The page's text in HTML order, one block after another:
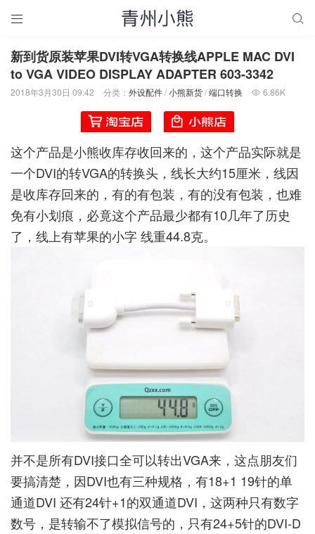
 
新到货原装苹果DVI转VGA转换线APPLE MAC DVI
to VGA VIDEO DISPLAY ADAPTER 603-3342
2018年3月30日 09:42 分类： 外设配件/小熊新货/端口转换  6.86K
这个产品是小熊收库存收回来的，这个产品实际就是
一个DVI的转VGA的转换头，线长大约15厘米，线因
是收库存回来的，有的有包装，有的没有包装，也难
免有小划痕，必竟这个产品最少都有10几年了历史
了，线上有苹果的小字 线重44.8克。
并不是所有DVI接口全可以转出VGA来，这点朋友们
要搞清楚，因DVI也有三种规格，有18+1 19针的单
通道DVI 还有24针+1的双通道DVI，这两种只有数字
数号，是转输不了模拟信号的，只有24+5针的DVI-D